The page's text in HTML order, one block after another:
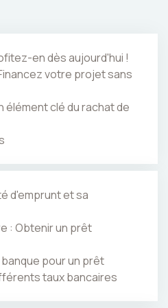
en dès aujourd'hui !
votre projet sans
élément clé du rachat de
d'emprunt et sa
: Obtenir un prêt
pour un prêt
taux bancaires